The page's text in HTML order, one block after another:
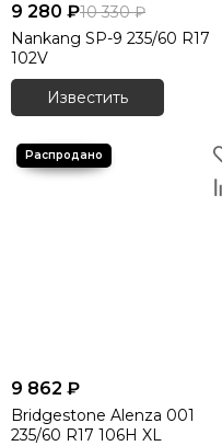
9 280 ₽10 330 ₽
Nankang SP-9 235/60 R17
102V
Известить
9 862 ₽
Bridgestone Alenza 001
235/60 R17 106H XL